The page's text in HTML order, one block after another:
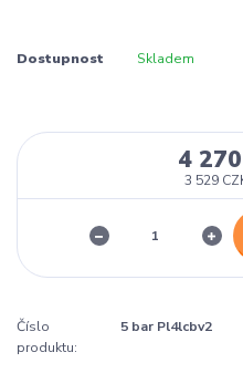
Dostupnost Skladem
4
3 529
Číslo
produktu:
5 bar Pl4lcbv2